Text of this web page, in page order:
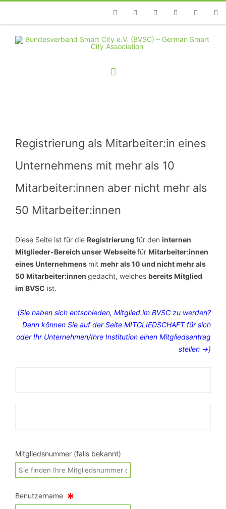
TelefonFacebookTwitterYoutubeInstagramLinkedin
Registrierung als Mitarbeiter:in eines
Unternehmens mit mehr als 10
Mitarbeiter:innen aber nicht mehr als
50 Mitarbeiter:innen
Diese Seite ist für die Registrierung für den internen
Mitglieder-Bereich unser Webseitefür Mitarbeiter:innen
eines Unternehmens mit mehr als 10 und nicht mehr als
50 Mitarbeiter:innen gedacht, welches bereits Mitglied
im BVSC ist.
(Sie haben sich entschieden, Mitglied im BVSC zu werden?
Dann können Sie auf der Seite MITGLIEDSCHAFT für sich
oder Ihr Unternehmen/Ihre Institution einen Mitgliedsantrag
stellen ->)
Mitgliedsnummer (falls bekannt)
Benutzername *